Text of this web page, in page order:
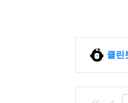
클린